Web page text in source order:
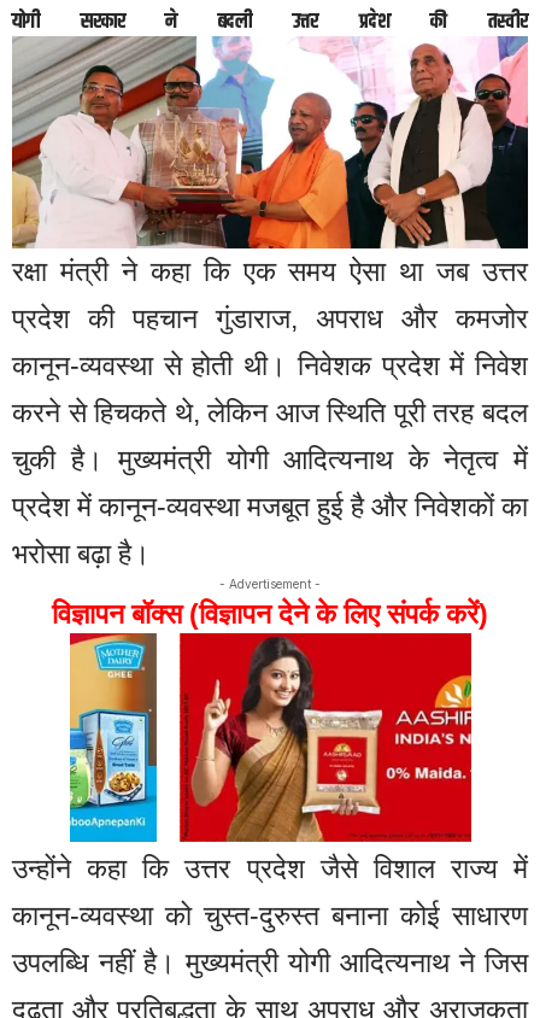
योगी सरकार ने बदली उत्तर प्रदेश की तस्वीर
रक्षा मंत्री ने कहा कि एक समय ऐसा था जब उत्तर
प्रदेश की पहचान गुंडाराज, अपराध और कमजोर
कानून-व्यवस्था से होती थी। निवेशक प्रदेश में निवेश
करने से हिचकते थे, लेकिन आज स्थिति पूरी तरह बदल
चुकी है। मुख्यमंत्री योगी आदित्यनाथ के नेतृत्व में
प्रदेश में कानून-व्यवस्था मजबूत हुई है और निवेशकों का
भरोसा बढ़ा है।
- Advertisement -
विज्ञापन बॉक्स (विज्ञापन देने के लिए संपर्क करें)
उन्होंने कहा कि उत्तर प्रदेश जैसे विशाल राज्य में
कानून-व्यवस्था को चुस्त-दुरुस्त बनाना कोई साधारण
उपलब्धि नहीं है। मुख्यमंत्री योगी आदित्यनाथ ने जिस
दृढ़ता और प्रतिबद्धता के साथ अपराध और अराजकता